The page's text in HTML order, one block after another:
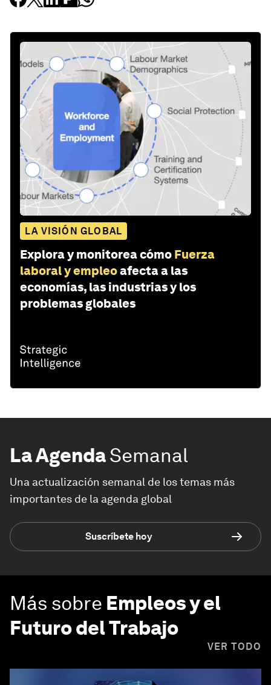
LA VISIÓN GLOBAL
Explora y monitorea cómo Fuerza
laboral y empleoafecta a las
economías, las industrias y los
problemas globales
La AgendaSemanal
Una actualización semanal de los temas más
importantes de la agenda global
Suscríbete hoy
Más sobre Empleos y el
Futuro del Trabajo
VER TODO